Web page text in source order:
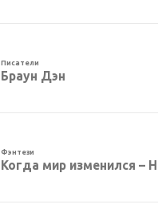
Писатели
Браун Дэн
Фэнтези
Когда мир изменился –